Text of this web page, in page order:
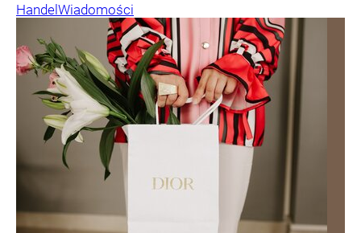
HandelWiadomości